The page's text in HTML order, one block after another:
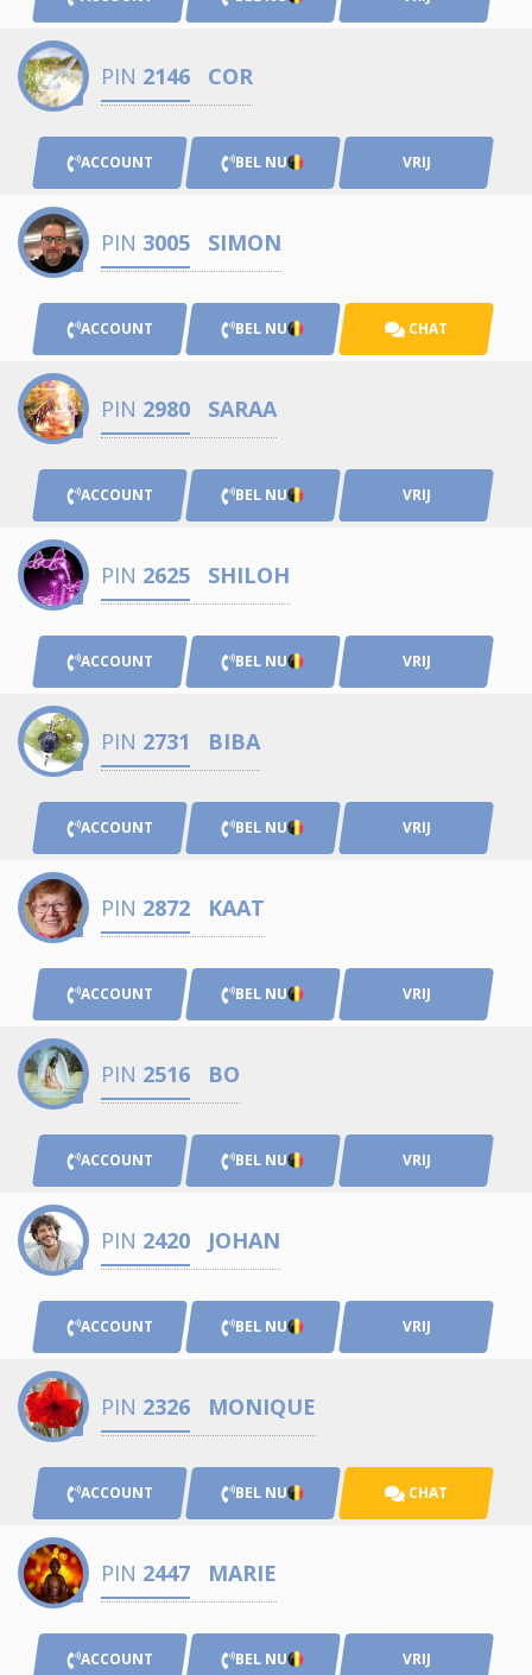
PIN 2146 COR
ACCOUNT BEL NU VRIJ
PIN 3005 SIMON
ACCOUNT BEL NU CHAT
PIN 2980 SARAA
ACCOUNT BEL NU VRIJ
PIN 2625 SHILOH
ACCOUNT BEL NU VRIJ
PIN 2731 BIBA
ACCOUNT BEL NU VRIJ
PIN 2872 KAAT
ACCOUNT BEL NU VRIJ
PIN 2516 BO
ACCOUNT BEL NU VRIJ
PIN 2420 JOHAN
ACCOUNT BEL NU VRIJ
PIN 2326 MONIQUE
ACCOUNT BEL NU CHAT
PIN 2447 MARIE
ACCOUNT BEL NU VRIJ